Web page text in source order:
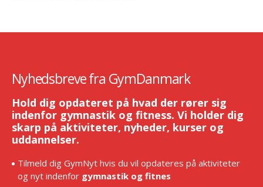
Nyhedsbreve fra GymDanmark
Hold dig opdateret på hvad der rører sig
indenfor gymnastik og fitness. Vi holder dig
skarp på aktiviteter, nyheder, kurser og
uddannelser.
Tilmeld dig GymNyt hvis du vil opdateres på aktiviteter
og nyt indenfor gymnastik og fitnes